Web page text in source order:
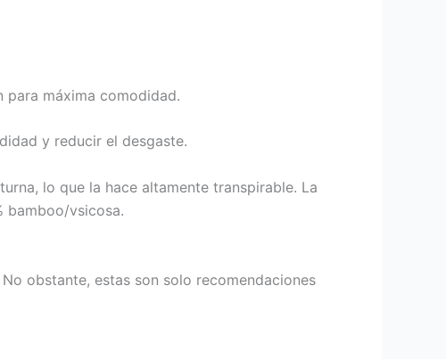
para máxima comodidad.
y reducir el desgaste.
lo que la hace altamente transpirable. La
bamboo/vsicosa.
obstante, estas son solo recomendaciones